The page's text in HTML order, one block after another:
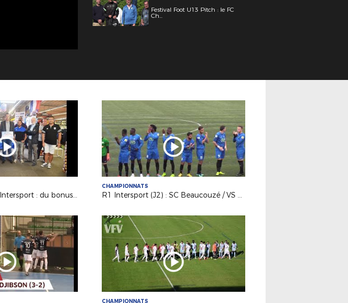
Festival Foot U13 Pitch : le FC
Ch...
Partenariat Ligue / Intersport : du bonus pour les clubs !
CHAMPIONNATS
R1 Intersport (J2) : SC Beaucouzé / VS Ferté-Bernard
CHAMPIONNATS